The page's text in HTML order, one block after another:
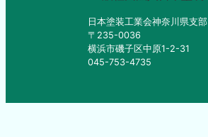
日本塗装工業会神奈川県支部
〒235-0036
横浜市磯子区中原1-2-31
045-753-4735